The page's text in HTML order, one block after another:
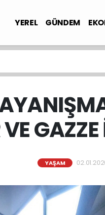
YEREL GÜNDEM
VE
YAŞAM